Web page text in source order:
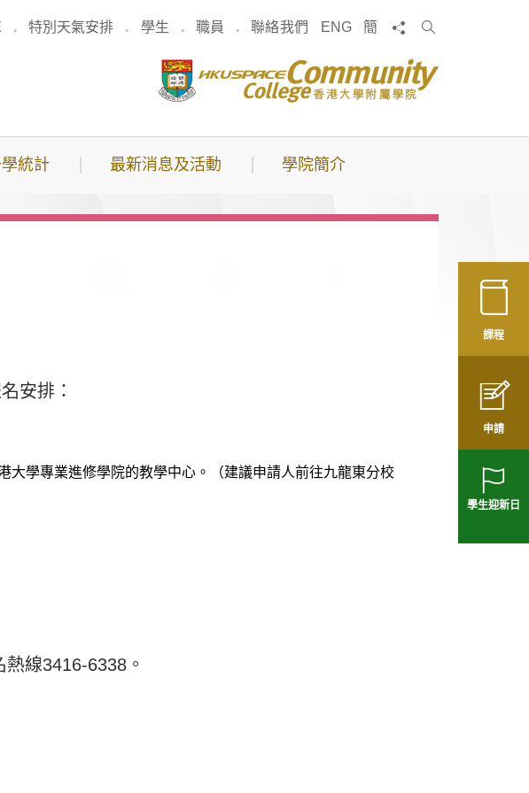
特別天氣安排 學生 職員 聯絡我們 ENG 簡 分享
搜
統計 最新消息及活動 學院簡介
課程
申請
學生迎新日
安排：
大學專業進修學院的教學中心。（建議申請人前往九龍東分校
線3416-6338。